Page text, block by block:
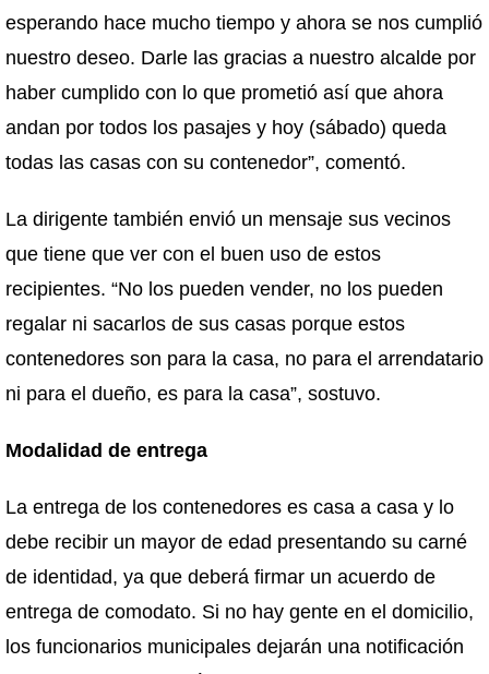
esperando hace mucho tiempo y ahora se nos cumplió
nuestro deseo. Darle las gracias a nuestro alcalde por
haber cumplido con lo que prometió así que ahora
andan por todos los pasajes y hoy (sábado) queda
todas las casas con su contenedor”, comentó.
La dirigente también envió un mensaje sus vecinos
que tiene que ver con el buen uso de estos
recipientes. “No los pueden vender, no los pueden
regalar ni sacarlos de sus casas porque estos
contenedores son para la casa, no para el arrendatario
ni para el dueño, es para la casa”, sostuvo.
Modalidad de entrega
La entrega de los contenedores es casa a casa y lo
debe recibir un mayor de edad presentando su carné
de identidad, ya que deberá firmar un acuerdo de
entrega de comodato. Si no hay gente en el domicilio,
los funcionarios municipales dejarán una notificación